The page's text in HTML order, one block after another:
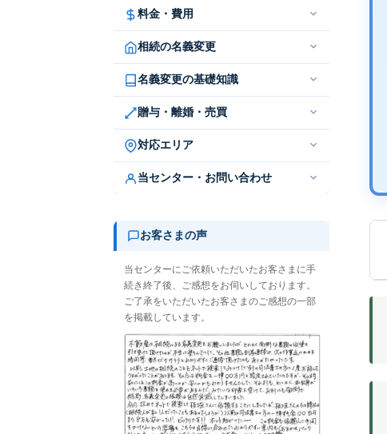
料金・費用
相続の名義変更
名義変更の基礎知識
贈与・離婚・売買
対応エリア
当センター・お問い合わせ
お客さまの声
当センターにご依頼いただいたお客さまに手
続き終了後、ご感想をお伺いしております。
ご了承をいただいたお客さまのご感想の一部
を掲載しています。